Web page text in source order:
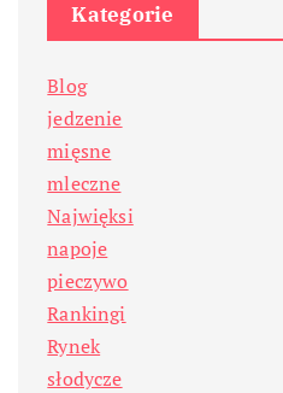
Kategorie
Blog
jedzenie
mięsne
mleczne
Najwięksi
napoje
pieczywo
Rankingi
Rynek
słodycze